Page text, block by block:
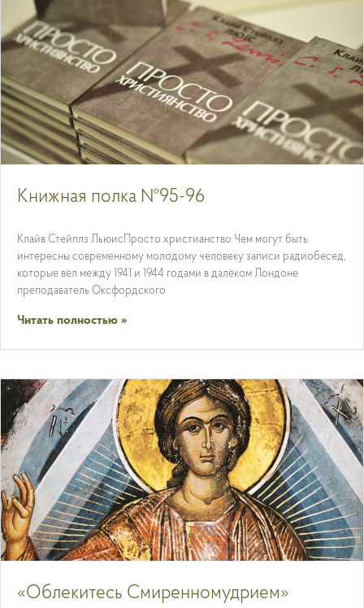
Книжная полка №95-96
Клайв Стейплз ЛьюисПросто христианство Чем могут быть
интересны современному молодому человеку записи радиобесед,
которые вёл между 1941 и 1944 годами в далёком Лондоне
преподаватель Оксфордского
Читать полностью »
«Облекитесь Смиренномудрием»